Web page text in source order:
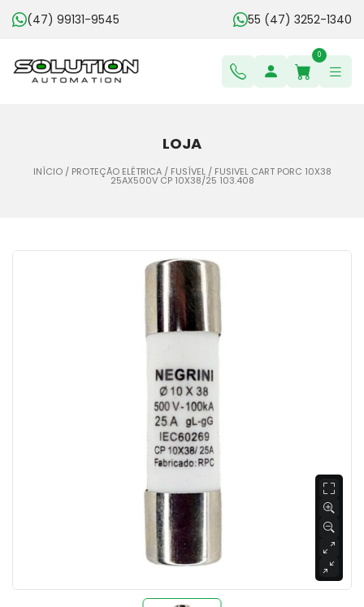
(47) 99131-9545 55 (47) 3252-1340
0
LOJA
INÍCIO/ PROTEÇÃO ELÉTRICA/ FUSÍVEL/ FUSIVEL CART PORC 10X38
25AX500V CP 10X38/25 103.408